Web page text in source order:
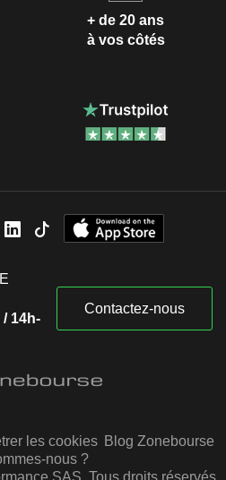
+ de 20 ans
à vos côtés
14h-
Contactez-nous
les cookies Blog Zonebourse
nous ?
SAS. Tous droits réservés.